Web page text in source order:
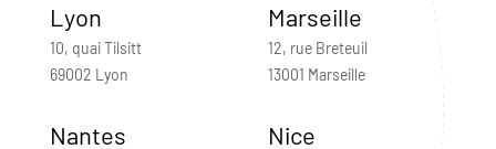
Lyon
10, quai Tilsitt
69002 Lyon
Marseille
12, rue Breteuil
13001 Marseille
Nantes Nice